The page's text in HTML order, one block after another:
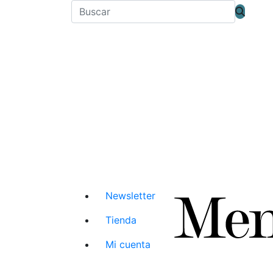
Newsletter
Tienda
Mi cuenta